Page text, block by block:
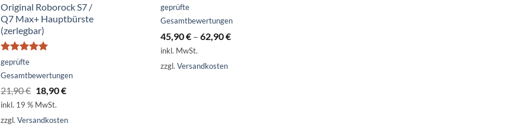
Original Roborock S7 /
Q7 Max+ Hauptbürste
(zerlegbar)
Bewertet
von 5
geprüfte
Gesamtbewertungen
21,90€ Ursprünglicher
Preis
war:
21,90 €
18,90€Aktueller
18,90 €.
inkl. 19 % MwSt.
zzgl. Versandkosten
Bewertet
von 5
geprüfte
Gesamtbewertungen
45,90€ – 62,90€
inkl. MwSt.
zzgl. Versandkosten